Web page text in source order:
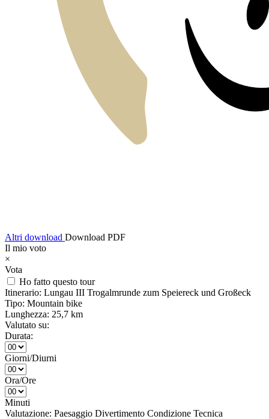
Altri download Download PDF
Il mio voto
×
Vota
Ho fatto questo tour
Itinerario: Lungau III Trogalmrunde zum Speiereck und Großeck
Tipo: Mountain bike
Lunghezza: 25,7 km
Valutato su:
Durata:
Giorni/Diurni
Ora/Ore
Minuti
Valutazione: Paesaggio Divertimento Condizione Tecnica